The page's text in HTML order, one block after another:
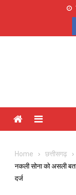
Menu
Home
छत्तीसगढ़
नकली सोना को असली
दर्ज